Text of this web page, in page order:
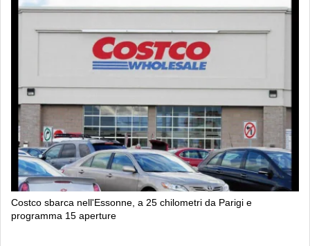
Costco sbarca nell'Essonne, a 25 chilometri da Parigi e
programma 15 aperture